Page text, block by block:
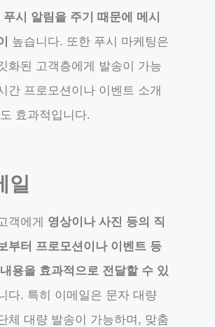
시 알림을 주기 때문에 메시
높습니다. 또한 푸시 마케팅은
화된 고객층에게 발송이 가능
간 프로모션이나 이벤트 소개
효과적입니다.
일
객에게 영상이나 사진 등의 직
부터 프로모션이나 이벤트 등
용을 효과적으로 전달할 수 있
다. 특히 이메일은 문자 대량
체 대량 발송이 가능하며, 맞춤